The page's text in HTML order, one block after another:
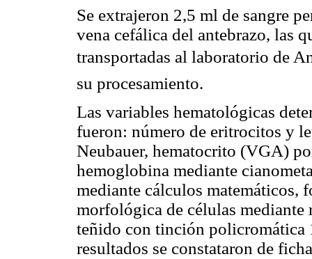
Se extrajeron 2,5 ml de sangre
vena cefálica del antebrazo, las
transportadas al laboratorio de
su procesamiento.
Las variables hematológicas
fueron: número de eritrocitos y
Neubauer, hematocrito (VGA)
hemoglobina mediante
mediante cálculos matemáticos,
morfológica de células
teñido con tinción policromática
resultados se constataron de